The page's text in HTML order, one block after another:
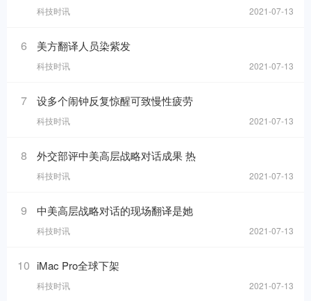
科技时讯 2021-07-13
6 美方翻译人员染紫发
科技时讯 2021-07-13
7 设多个闹钟反复惊醒可致慢性疲劳
科技时讯 2021-07-13
8 外交部评中美高层战略对话成果 热
科技时讯 2021-07-13
9 中美高层战略对话的现场翻译是她
科技时讯 2021-07-13
10 iMac Pro全球下架
科技时讯 2021-07-13